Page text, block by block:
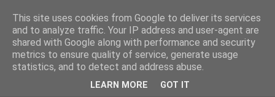
This site uses cookies from Google to deliver its services
and to analyze traffic. Your IP address and user-agent are
shared with Google along with performance and security
metrics to ensure quality of service, generate usage
statistics, and to detect and address abuse.
LEARN MORE GOT IT